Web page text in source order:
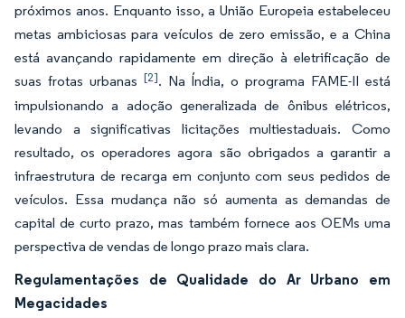
próximos anos. Enquanto isso, a União Europeia estabeleceu
metas ambiciosas para veículos de zero emissão, e a China
está avançando rapidamente em direção à eletrificação de
suas frotas urbanas [2]. Na Índia, o programa FAME-II está
impulsionando a adoção generalizada de ônibus elétricos,
levando a significativas licitações multiestaduais. Como
resultado, os operadores agora são obrigados a garantir a
infraestrutura de recarga em conjunto com seus pedidos de
veículos. Essa mudança não só aumenta as demandas de
capital de curto prazo, mas também fornece aos OEMs uma
perspectiva de vendas de longo prazo mais clara.
Regulamentações de Qualidade do Ar Urbano em
Megacidades